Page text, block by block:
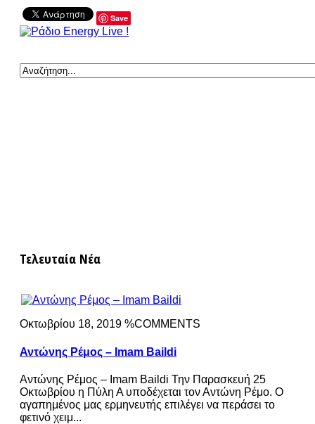
Save
Τελευταία Νέα
Οκτωβρίου 18, 2019 %COMMENTS
Αντώνης Ρέμος – Imam Baildi
Αντώνης Ρέμος – Imam Baildi Την Παρασκευή 25
Οκτωβρίου η Πύλη Α υποδέχεται τον Αντώνη Ρέμο. Ο
αγαπημένος μας ερμηνευτής επιλέγει να περάσει το
φετινό χειμ...